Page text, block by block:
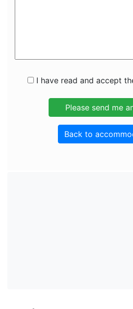
I have read and accept
Back to